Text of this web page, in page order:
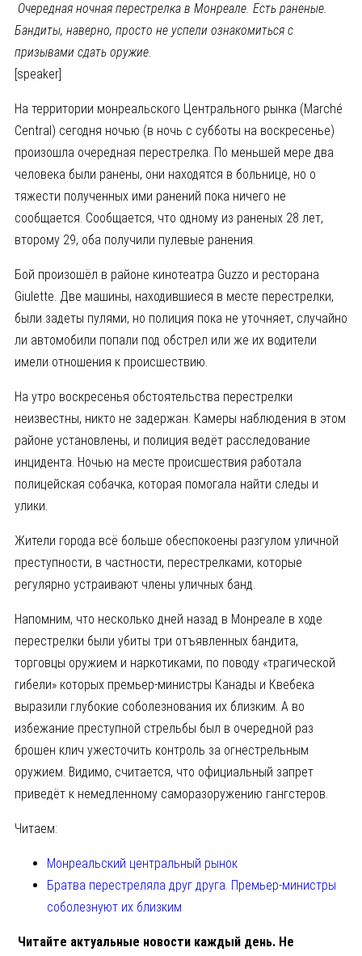
Очередная ночная перестрелка в Монреале. Есть раненые.
Бандиты, наверно, просто не успели ознакомиться с
призывами сдать оружие.
[speaker]
На территории монреальского Центрального рынка (Marché
Central) сегодня ночью (в ночь с субботы на воскресенье)
произошла очередная перестрелка. По меньшей мере два
человека были ранены, они находятся в больнице, но о
тяжести полученных ими ранений пока ничего не
сообщается. Сообщается, что одному из раненых 28 лет,
второму 29, оба получили пулевые ранения.
Бой произошёл в районе кинотеатра Guzzo и ресторана
Giulette. Две машины, находившиеся в месте перестрелки,
были задеты пулями, но полиция пока не уточняет, случайно
ли автомобили попали под обстрел или же их водители
имели отношения к происшествию.
На утро воскресенья обстоятельства перестрелки
неизвестны, никто не задержан. Камеры наблюдения в этом
районе установлены, и полиция ведёт расследование
инцидента. Ночью на месте происшествия работала
полицейская собачка, которая помогала найти следы и
улики.
Жители города всё больше обеспокоены разгулом уличной
преступности, в частности, перестрелками, которые
регулярно устраивают члены уличных банд.
Напомним, что несколько дней назад в Монреале в ходе
перестрелки были убиты три отъявленных бандита,
торговцы оружием и наркотиками, по поводу «трагической
гибели» которых премьер-министры Канады и Квебека
выразили глубокие соболезнования их близким. А во
избежание преступной стрельбы был в очередной раз
брошен клич ужесточить контроль за огнестрельным
оружием. Видимо, считается, что официальный запрет
приведёт к немедленному саморазоружению гангстеров.
Читаем:
Монреальский центральный рынок
Братва перестреляла друг друга. Премьер-министры
соболезнуют их близким
Читайте актуальные новости каждый день. Не